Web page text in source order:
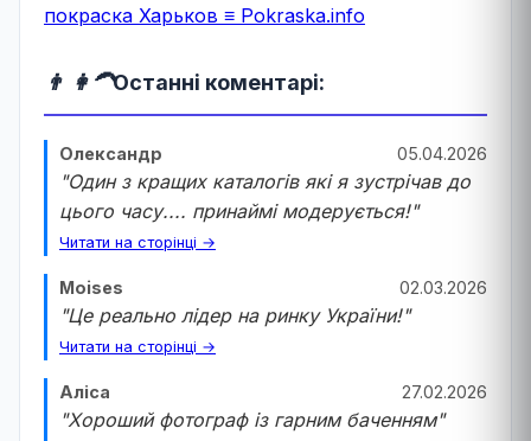
покраска Харьков ≡ Pokraska.info
👨 👩‍🦱Останні коментарі:
Олександр 05.04.2026
"Один з кращих каталогів які я зустрічав до
цього часу.... принаймі модерується!"
Читати на сторінці →
Moises 02.03.2026
"Це реально лідер на ринку України!"
Читати на сторінці →
Аліса 27.02.2026
"Хороший фотограф із гарним баченням"